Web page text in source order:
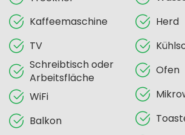
Kaffeemaschine
TV
Schreibtisch oder
Arbeitsfläche
WiFi
Balkon
Herd
Ofen